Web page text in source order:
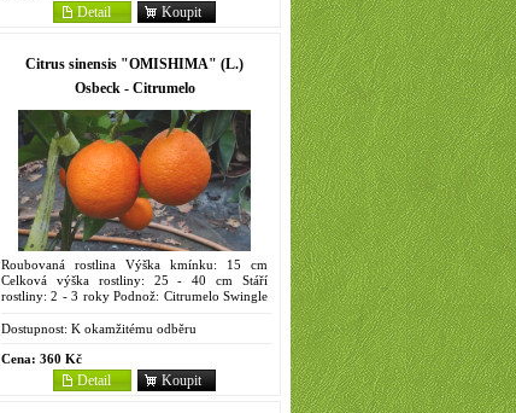
Koupit
Detail
Citrus sinensis "OMISHIMA" (L.)
Osbeck - Citrumelo
Roubovaná rostlina Výška kmínku: 15 cm
Celková výška rostliny: 25 - 40 cm Stáří
rostliny: 2 - 3 roky Podnož: Citrumelo Swingle
z Japonska. Raná...
Dostupnost: K okamžitému odběru
Cena: 360 Kč
Koupit
Detail